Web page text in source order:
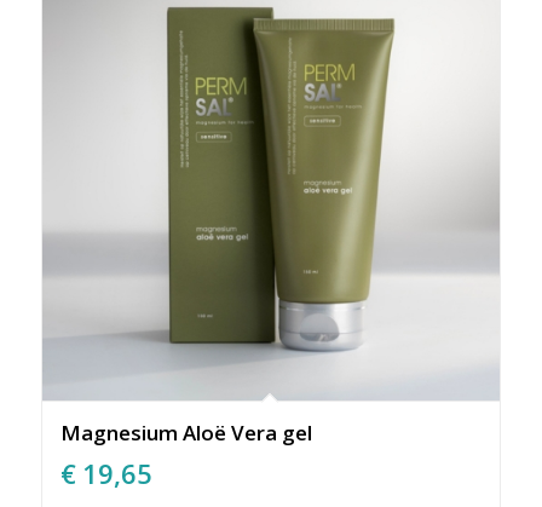
Magnesium Aloë Vera gel
€ 19,65